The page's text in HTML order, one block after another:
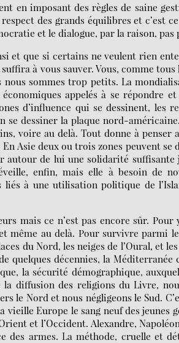
en imposant des règles de saine
des grands équilibres et c’est
et le dialogue, par la raison, pas
et que si certains ne veulent rien
à vous sauver. Vous, comme tous
nous sommes trop petits. La
appelés à se répondre
d’influence qui se dessinent, les
se dessiner la plaque nord-
voire au delà. Tout donne à penser
Asie deux ou trois zones peuvent se
autour de lui une solidarité
enfin, mais elle à besoin de
liés à une utilisation politique de
mais ce n’est pas encore sûr.
même au delà. Pour survivre parmi
du Nord, les neiges de l’Oural, et
quelques décennies, la
la sécurité démographique,
diffusion des religions du Livre,
le Nord et nous négligeons le Sud.
Europe le sang neuf des jeunes
et l’Occident. Alexandre,
armes. La méthode, cruelle et